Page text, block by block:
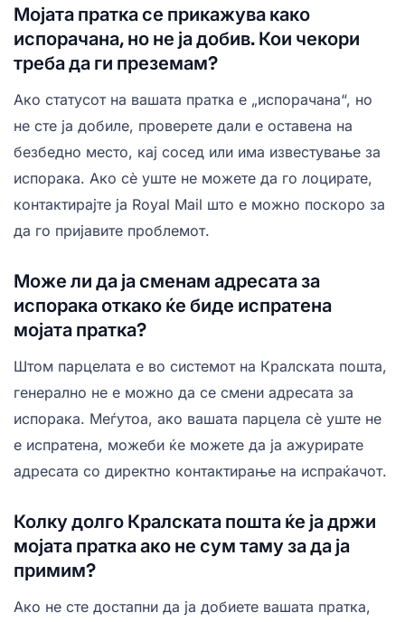
Мојата пратка се прикажува како
испорачана, но не ја добив. Кои чекори
треба да ги преземам?
Ако статусот на вашата пратка е „испорачана“, но
не сте ја добиле, проверете дали е оставена на
безбедно место, кај сосед или има известување за
испорака. Ако сè уште не можете да го лоцирате,
контактирајте ја Royal Mail што е можно поскоро за
да го пријавите проблемот.
Може ли да ја сменам адресата за
испорака откако ќе биде испратена
мојата пратка?
Штом парцелата е во системот на Кралската пошта,
генерално не е можно да се смени адресата за
испорака. Меѓутоа, ако вашата парцела сè уште не
е испратена, можеби ќе можете да ја ажурирате
адресата со директно контактирање на испраќачот.
Колку долго Кралската пошта ќе ја држи
мојата пратка ако не сум таму за да ја
примим?
Ако не сте достапни да ја добиете вашата пратка,